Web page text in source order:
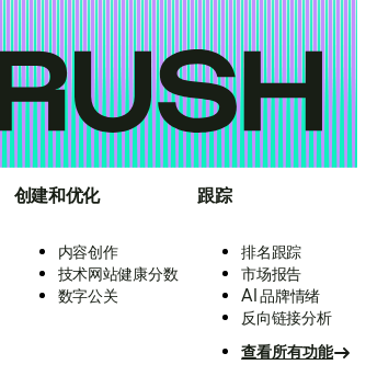
创建和优化
内容创作
技术网站健康分数
数字公关
跟踪
排名跟踪
市场报告
AI 品牌情绪
反向链接分析
查看所有功能